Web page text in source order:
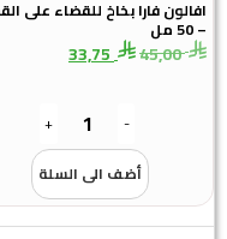
افالون فارا بخاخ للقضاء على
– 50 مل
45,00
33,75
-
+
أضف الى السلة